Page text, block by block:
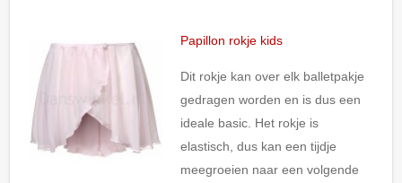
Papillon rokje kids
Dit rokje kan over elk balletpakje
gedragen worden en is dus een
ideale basic. Het rokje is
elastisch, dus kan een tijdje
meegroeien naar een volgende